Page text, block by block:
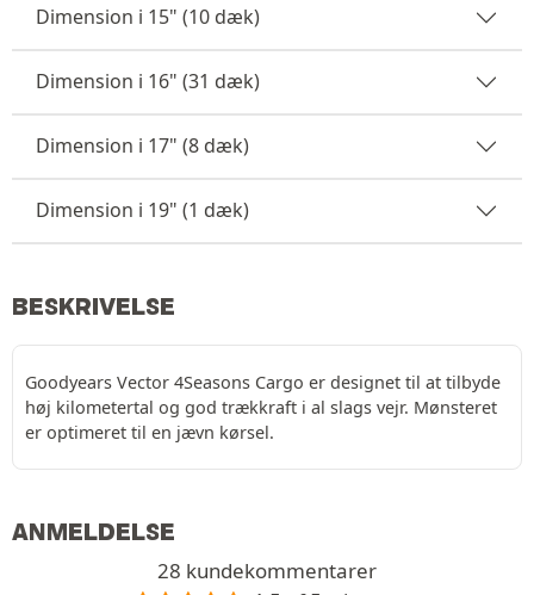
Dimension i 15" (10 dæk)
Dimension i 16" (31 dæk)
Dimension i 17" (8 dæk)
Dimension i 19" (1 dæk)
BESKRIVELSE
Goodyears Vector 4Seasons Cargo er designet til at tilbyde
høj kilometertal og god trækkraft i al slags vejr. Mønsteret
er optimeret til en jævn kørsel.
ANMELDELSE
28 kundekommentarer